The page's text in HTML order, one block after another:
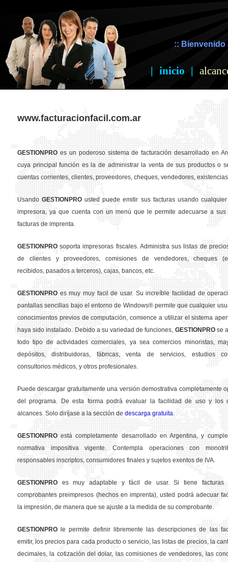
:: Bienvenido
| inicio |
www.facturacionfacil.com.ar
GESTION PRO es un poderoso sistema de facturación desarrollado en
cuya principal función es la de administrar la venta de sus productos o
cuentas corrientes, clientes, proveedores, cheques, vendedores,
Usando GESTION PRO usted puede emitir sus facturas usando
impresora, ya que cuenta con un menú que le permite adecuarse a sus
facturas de imprenta.
GESTION PRO soporta impresoras fiscales. Administra sus listas de
de clientes y proveedores, comisiones de vendedores, cheques
recibidos, pasados a terceros), cajas, bancos, etc.
GESTION PRO es muy muy facil de usar. Su increíble facilidad de
pantallas sencillas bajo el entorno de Windows® permite que cualquier
conocimientos previos de computación, comience a utilizar el sistema
haya sido instalado. Debido a su variedad de funciones, GESTION PROse
todo tipo de actividades comerciales, ya sea comercios minoristas,
depósitos, distribuidoras, fábricas, venta de servicios, estudios
consultorios médicos, y otros profesionales.
Puede descargar gratuitamente una versión demostrativa completamente
del programa. De esta forma podrá evaluar la facilidad de uso y los
alcances. Solo diríjase a la sección de descarga gratuita.
GESTION PRO está completamente desarrollado en Argentina, y
normativa impositiva vigente. Contempla operaciones con
responsables inscriptos, consumidores finales y sujetos exentos de IVA.
GESTION PRO es muy adaptable y fácil de usar. Si tiene facturas
comprobantes preimpresos (hechos en imprenta), usted podrá adecuar
la impresión, de manera que se ajuste a la medida de su comprobante.
GESTION PRO le permite definir libremente las descripciones de las
emitir, los precios para cada producto o servicio, las listas de precios, la
decimales, la cotización del dolar, las comisiones de vendedores, las